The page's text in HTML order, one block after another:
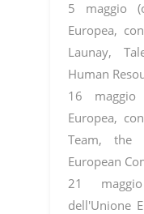
5 maggio
Europea,
Launay,
Human
16 maggio
Europea,
Team, the
European
21
dell'Unione